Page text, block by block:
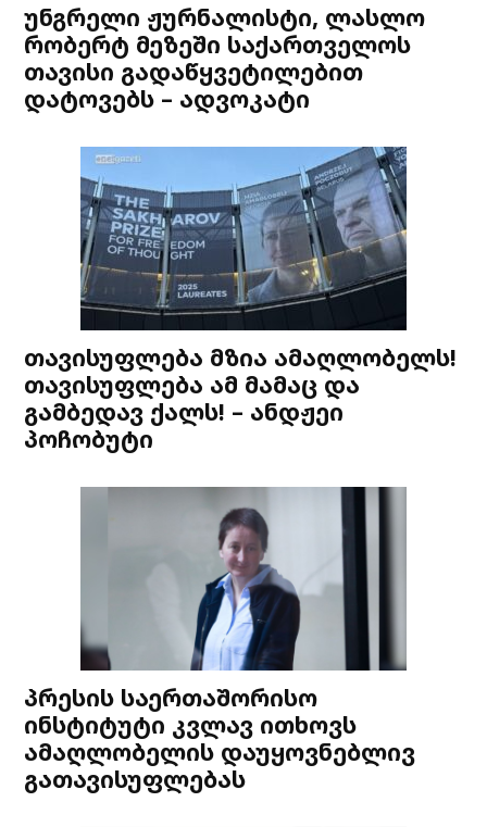
უნგრელი ჟურნალისტი, ლასლო
რობერტ მეზეში საქართველოს
თავისი გადაწყვეტილებით
დატოვებს – ადვოკატი
თავისუფლება მზია ამაღლობელს!
თავისუფლება ამ მამაც და
გამბედავ ქალს! – ანდჟეი
პოჩობუტი
პრესის საერთაშორისო
ინსტიტუტი კვლავ ითხოვს
ამაღლობელის დაუყოვნებლივ
გათავისუფლებას